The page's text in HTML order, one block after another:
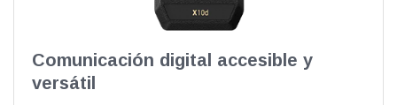
Comunicación digital accesible y
versátil